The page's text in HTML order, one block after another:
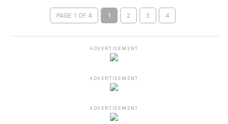
PAGE 1 OF 4 1 2 3 4
ADVERTISEMENT
ADVERTISEMENT
ADVERTISEMENT